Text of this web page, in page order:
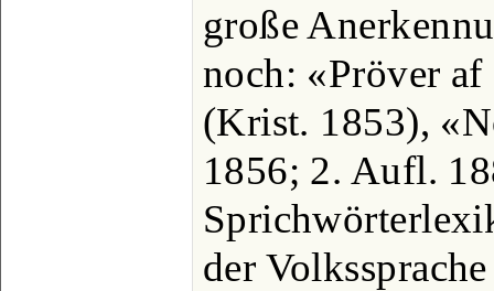
große
noch: «Pröver
(Krist. 1853),
1856; 2. Aufl.
der